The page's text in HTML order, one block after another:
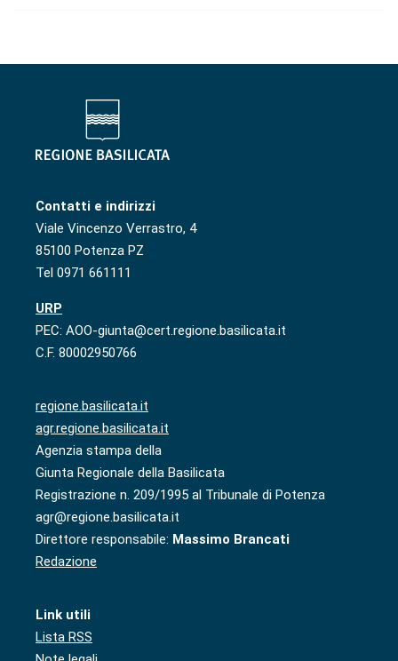
Contatti e indirizzi
Viale Vincenzo Verrastro, 4
85100 Potenza PZ
Tel 0971 661111
URP
PEC: AOO-giunta@cert.regione.basilicata.it
C.F. 80002950766
regione.basilicata.it
agr.regione.basilicata.it
Agenzia stampa della
Giunta Regionale della Basilicata
Registrazione n. 209/1995 al Tribunale di Potenza
agr@regione.basilicata.it
Direttore responsabile: Massimo Brancati
Redazione
Link utili
Lista RSS